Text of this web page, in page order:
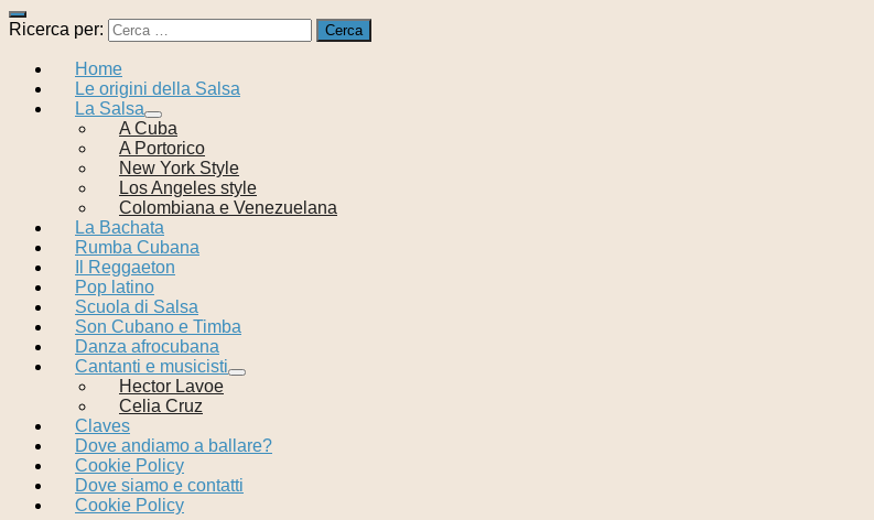
Ricerca per:
Home
Le origini della Salsa
La Salsa
A Cuba
A Portorico
New York Style
Los Angeles style
Colombiana e Venezuelana
La Bachata
Rumba Cubana
Il Reggaeton
Pop latino
Scuola di Salsa
Son Cubano e Timba
Danza afrocubana
Cantanti e musicisti
Hector Lavoe
Celia Cruz
Claves
Dove andiamo a ballare?
Cookie Policy
Dove siamo e contatti
Cookie Policy